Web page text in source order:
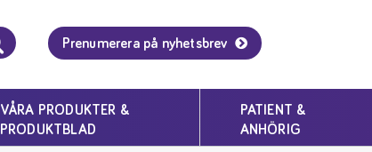
Prenumerera på nyhetsbrev
VÅRA PRODUKTER &
PRODUKTBLAD
PATIENT &
ANHÖRIG